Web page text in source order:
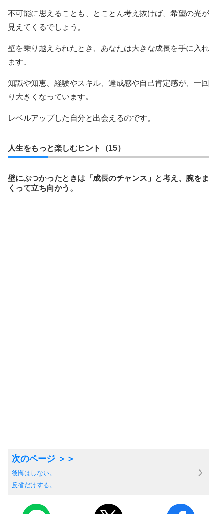
不可能に思えることも、とことん考え抜けば、希望の光が
見えてくるでしょう。
壁を乗り越えられたとき、あなたは大きな成長を手に入れ
ます。
知識や知恵、経験やスキル、達成感や自己肯定感が、一回
り大きくなっています。
レベルアップした自分と出会えるのです。
人生をもっと楽しむヒント（15）
壁にぶつかったときは「成長のチャンス」と考え、腕をま
くって立ち向かう。
後悔はしない。
反省だけする。